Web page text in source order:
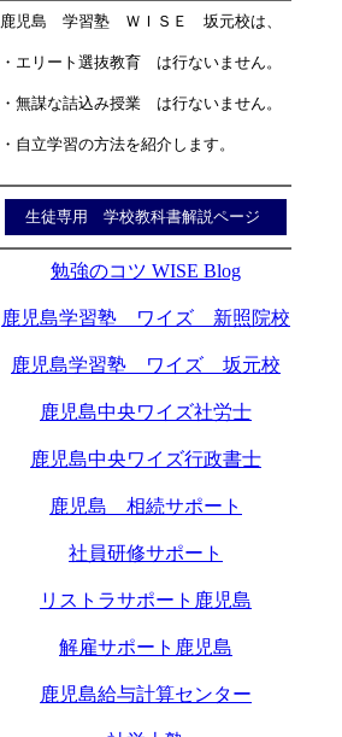
鹿児島 学習塾 ＷＩＳＥ 坂元校は、
・エリート選抜教育 は行ないません。
・無謀な詰込み授業 は行ないません。
・自立学習の方法を紹介します。
生徒専用 学校教科書解説ページ
勉強のコツ WISE Blog
鹿児島学習塾 ワイズ 新照院校
鹿児島学習塾 ワイズ 坂元校
鹿児島中央ワイズ社労士
鹿児島中央ワイズ行政書士
鹿児島 相続サポート
社員研修サポート
リストラサポート鹿児島
解雇サポート鹿児島
鹿児島給与計算センター